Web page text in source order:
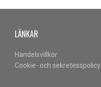
LÄNKAR
Handelsvillkor
Cookie- och sekretesspolicy